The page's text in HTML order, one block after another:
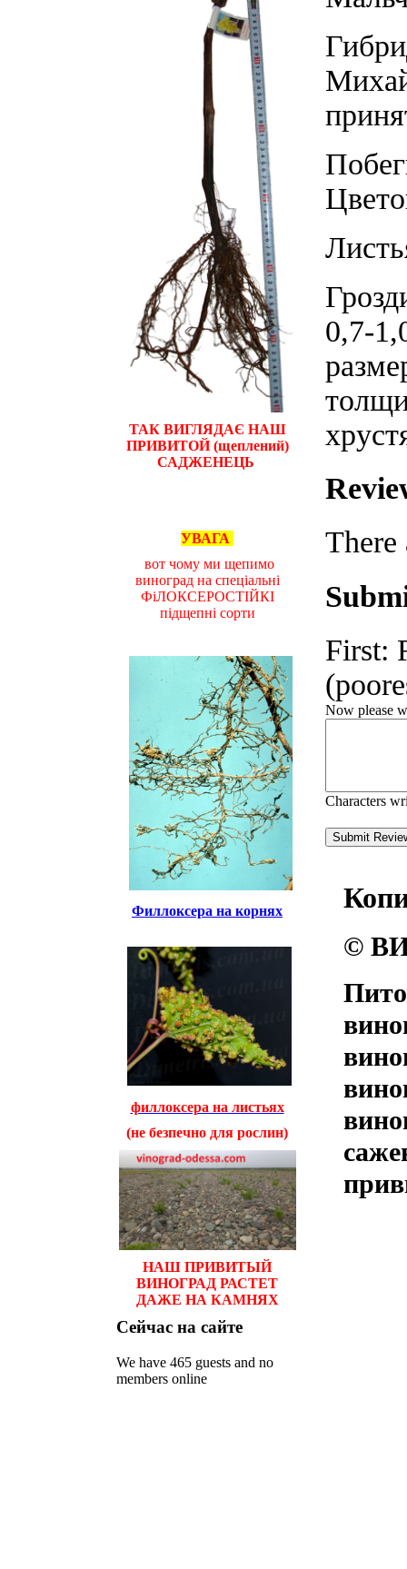
ТАК ВИГЛЯДАЄ НАШ
ПРИВИТОЙ (щеплений)
САДЖЕНЕЦЬ
УВАГА
вот чому ми щепимо
виноград на спеціальні
ФіЛОКСЕРОСТІЙКІ
підщепні сорти
Филлоксера на корнях
филлоксера на листьях
(не безпечно для рослин)
НАШ ПРИВИТЫЙ
ВИНОГРАД РАСТЕТ
ДАЖЕ НА КАМНЯХ
Сейчас на сайте
We have 465 guests and no
members online
0,7-
There
First:
Now please
Characters
©